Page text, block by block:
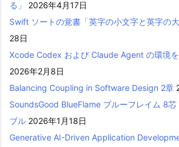
る」
2026年4月17日
Swift ソートの覚書「英字の小文字と英字の大
28日
Xcode Codex および Claude Agent の環境
2026年2月8日
Balancing Coupling in Software Design 2章
SoundsGood BlueFlame ブルーフレイム 8
ブル 2026年1月18日
Generative AI-Driven Application